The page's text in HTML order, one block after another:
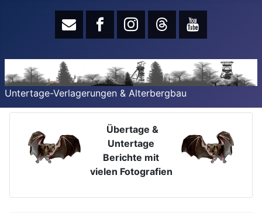
Untertage-Verlagerungen & Alterbergbau
Übertage &
Untertage
Berichte mit
vielen Fotografien